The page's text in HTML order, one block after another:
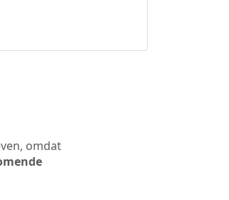
omdat